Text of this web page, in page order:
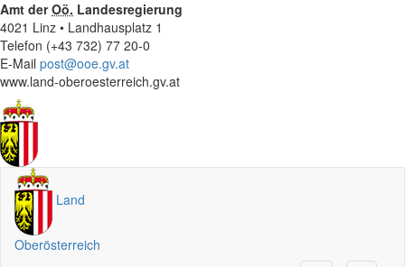
Amt derOö. Landesregierung
4021 Linz • Landhausplatz 1
Telefon (+43 732) 77 20-0
E-Mail post@ooe.gv.at
www.land-oberoesterreich.gv.at
Land
Oberösterreich